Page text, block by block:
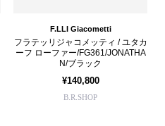
F.LLI Giacometti
フラテッリジャコメッティ / ユタカ
ーフ ローファー/FG361/JONATHA
N/ブラック
¥140,800
B.R.SHOP